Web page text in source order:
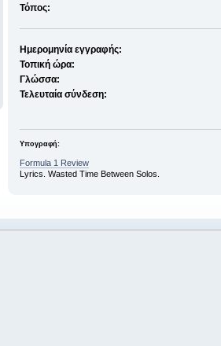
Τόπος:
Ημερομηνία εγγραφής:
Τοπική ώρα:
Γλώσσα:
Τελευταία σύνδεση:
Υπογραφή:
Formula 1 Review
Lyrics. Wasted Time Between Solos.